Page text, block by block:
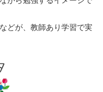
どが、教師あり学習で実